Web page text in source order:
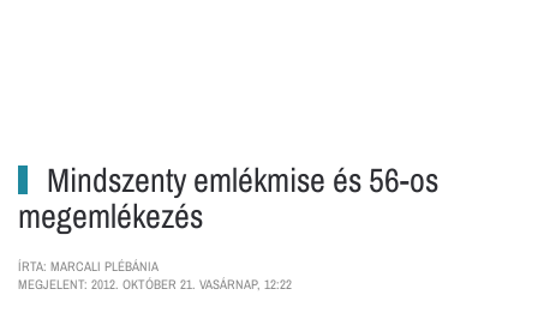
Mindszenty emlékmise és 56-os
megemlékezés
ÍRTA: MARCALI PLÉBÁNIA
MEGJELENT: 2012. OKTÓBER 21. VASÁRNAP, 12:22